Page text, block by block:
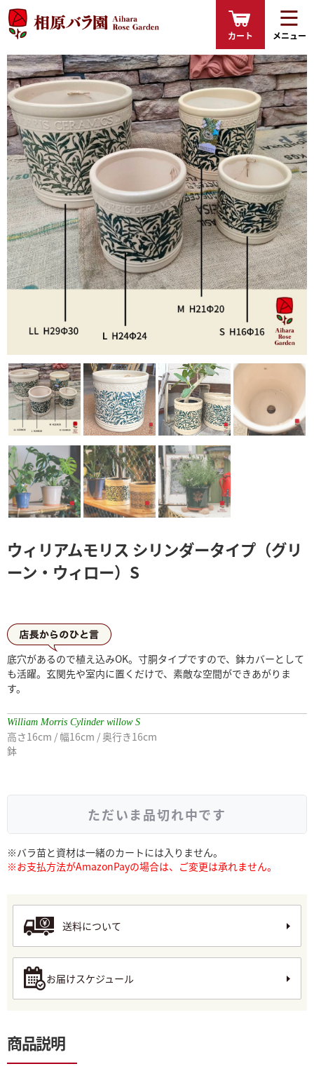
カート メニュー
ウィリアムモリス シリンダータイプ（グリ
ーン・ウィロー）S
店長からひとこと
底穴があるので植え込みOK。寸胴タイプですので、鉢カバーとして
も活躍。玄関先や室内に置くだけで、素敵な空間ができあがりま
す。
William Morris Cylinder willow S
高さ16cm / 幅16cm / 奥行き16cm
鉢
ただいま品切れ中です
※バラ苗と資材は一緒のカートには入りません。
※お支払方法がAmazonPayの場合は、ご変更は承れません。
送料について
お届けスケジュール
商品説明